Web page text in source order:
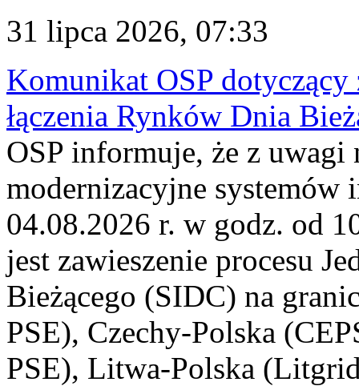
31 lipca 2026, 07:33
Komunikat OSP dotyczący
łączenia Rynków Dnia
OSP informuje, że z uwagi
modernizacyjne
04.08.2026 r. w godz. od
jest zawieszenie procesu
Bieżącego (SIDC) na
PSE), Czechy-Polska
PSE), Litwa-Polska